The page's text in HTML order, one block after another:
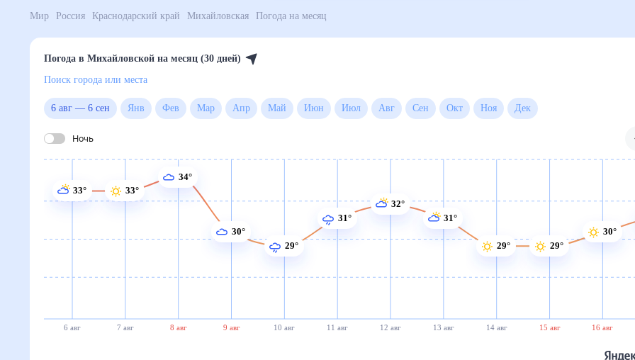
Мир Россия Краснодарский край Михайловская Погода на месяц
Погода в Михайловской на месяц (30 дней)
Поиск города или места
6 авг— 6 сен Янв Фев Мар Апр Май Июн Июл Авг Сен Окт Ноя
Ночь
6 авг 7 авг 8 авг 9 авг 10 авг 11 авг 12 авг 13 авг 14 авг 15 авг 16 авг
33° 33°
34°
30°
29°
31°
32°
31°
29° 29°
30°